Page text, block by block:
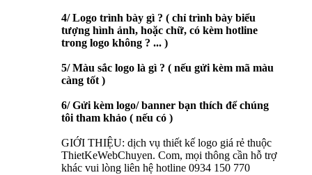
4/ Logo trình bày gì ? ( chỉ trình bày biểu
tượng hình ảnh, hoặc chữ, có kèm hotline
trong logo không ? ... )
5/ Màu sắc logo là gì ? ( nếu gửi kèm mã màu
càng tốt )
6/ Gửi kèm logo/ banner bạn thích để chúng
tôi tham khảo ( nếu có )
GIỚI THIỆU: dịch vụ thiết kế logo giá rẻ thuộc
ThietKeWebChuyen. Com, mọi thông cần hỗ trợ
khác vui lòng liên hệ hotline 0934 150 770